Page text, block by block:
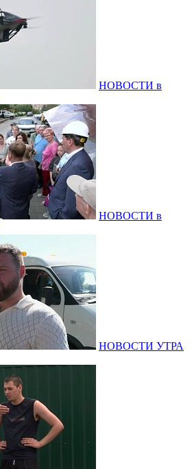
НОВОСТИ в
НОВОСТИ в
НОВОСТИ УТРА